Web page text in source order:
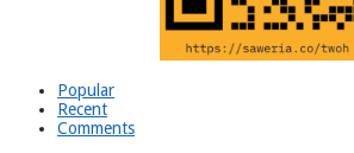
Popular
Recent
Comments